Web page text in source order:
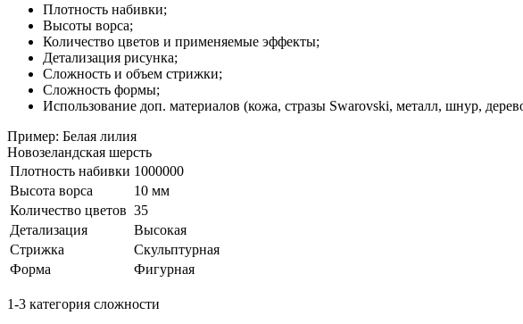
Плотность набивки;
Высоты ворса;
Количество цветов и применяемые эффекты;
Детализация рисунка;
Сложность и объем стрижки;
Сложность формы;
Использование доп. материалов (кожа, стразы Swarovski, металл, шнур,
Пример: Белая лилия
Новозеландская шерсть
Плотность набивки 1000000
Высота ворса
10 мм
Количество цветов 35
Детализация
Высокая
Стрижка
Скульптурная
Форма
Фигурная
1-3 категория сложности